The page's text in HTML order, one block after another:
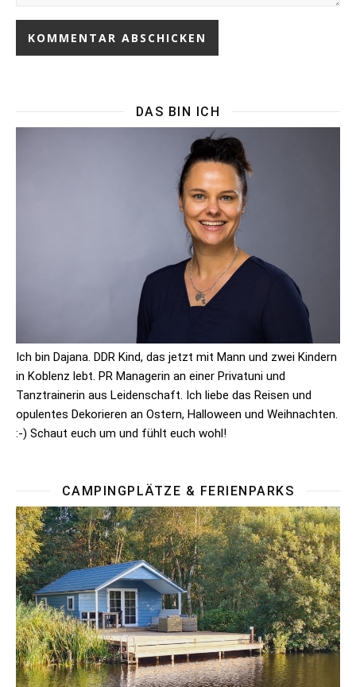
DAS BIN ICH
Ich bin Dajana. DDR Kind, das jetzt mit Mann und zwei Kindern
in Koblenz lebt. PR Managerin an einer Privatuni und
Tanztrainerin aus Leidenschaft. Ich liebe das Reisen und
opulentes Dekorieren an Ostern, Halloween und Weihnachten.
:-) Schaut euch um und fühlt euch wohl!
CAMPINGPLÄTZE & FERIENPARKS